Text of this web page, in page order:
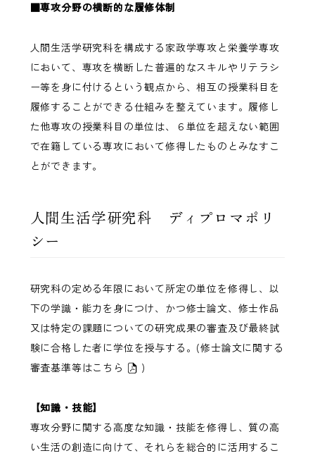
■専攻分野の横断的な履修体制
人間生活学研究科を構成する家政学専攻と栄養学専攻
において、専攻を横断した普遍的なスキルやリテラシ
ー等を身に付けるという観点から、相互の授業科目を
履修することができる仕組みを整えています。履修し
た他専攻の授業科目の単位は、６単位を超えない範囲
で在籍している専攻において修得したものとみなすこ
とができます。
人間生活学研究科 ディプロマポリ
シー
研究科の定める年限において所定の単位を修得し、以
下の学識・能力を身につけ、かつ修士論文、修士作品
又は特定の課題についての研究成果の審査及び最終試
験に合格した者に学位を授与する。(修士論文に関する
審査基準等はこちら )
【知識・技能】
専攻分野に関する高度な知識・技能を修得し、質の高
い生活の創造に向けて、それらを総合的に活用するこ